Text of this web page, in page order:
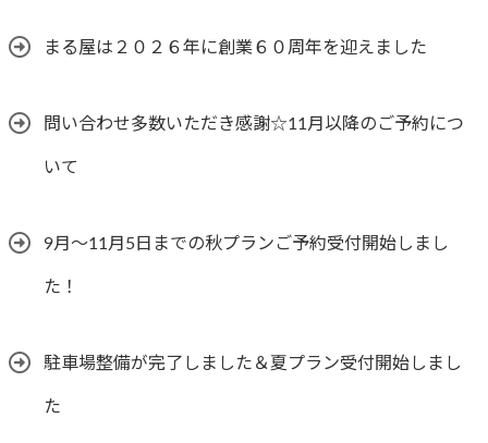
まる屋は２０２６年に創業６０周年を迎えました
問い合わせ多数いただき感謝☆11月以降のご予約につ
いて
9月～11月5日までの秋プランご予約受付開始しまし
た！
駐車場整備が完了しました＆夏プラン受付開始しまし
た